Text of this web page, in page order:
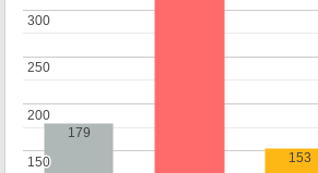
150
150
200
200
250
250
300
300
179
153